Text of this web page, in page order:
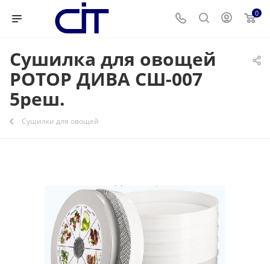
0
Сушилка для овощей
РОТОР ДИВА СШ-007
5реш.
Сушилки для овощей